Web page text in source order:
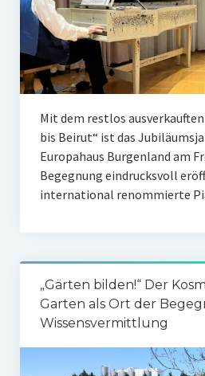
Mit dem restlos
bis Beirut“ ist das
Europahaus Burgenland am
Begegnung eindrucksvoll
international renommierte
„Gärten bilden!“ Der
Garten als Ort der
Wissensvermittlung